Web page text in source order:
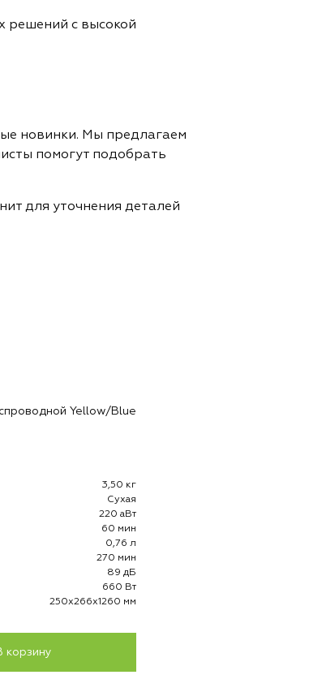
решений с высокой
новинки. Мы предлагаем
помогут подобрать
для уточнения деталей
Yellow/Blue
3,50 кг
Сухая
220 аВт
60 мин
0,76 л
270 мин
89 дБ
660 Вт
250х266х1260 мм
корзину